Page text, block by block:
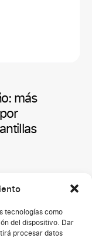
tecnologías como
del dispositivo. Dar
procesar datos
más